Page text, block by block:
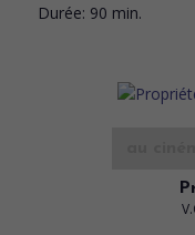
Durée: 90 min.